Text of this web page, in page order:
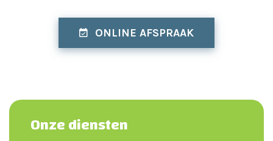
ONLINE AFSPRAAK
Onze diensten